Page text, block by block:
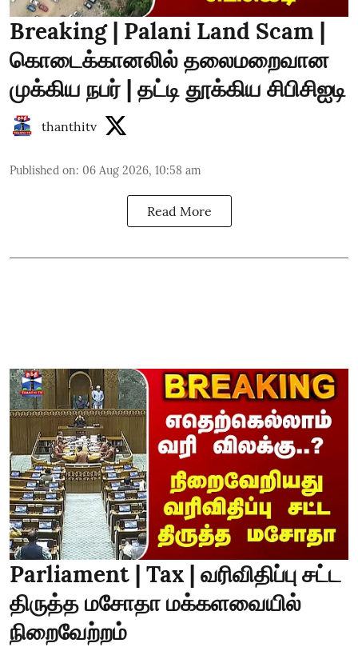
Breaking | Palani Land Scam |
கொடைக்கானலில் தலைமறைவான
முக்கிய நபர் | தட்டி தூக்கிய சிபிசிஐடி
thanthitv
Published on: 06 Aug 2026, 10:58 am
Read More
Parliament | Tax | வரிவிதிப்பு சட்ட
திருத்த மசோதா மக்களவையில்
நிறைவேற்றம்